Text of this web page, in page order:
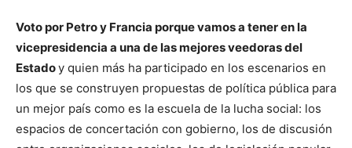
Voto por Petro y Francia porque vamos a tener en la
vicepresidencia a una de las mejores veedoras del
Estadoy quien más ha participado en los escenarios en
los que se construyen propuestas de política pública para
un mejor país como es la escuela de la lucha social: los
espacios de concertación con gobierno, los de discusión